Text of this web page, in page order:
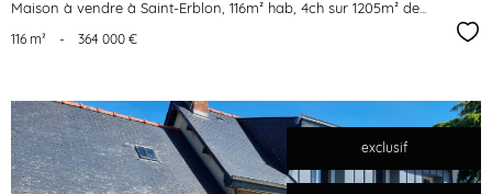
Maison à vendre à Saint-Erblon, 116m² hab, 4ch sur 1205m² de...
116 m² - 364 000 €
exclusif